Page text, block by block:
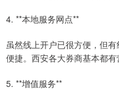
4. **本地服务网点**
虽然线上开户已很方便，但
便捷。西安各大券商基本都有
5. **增值服务**